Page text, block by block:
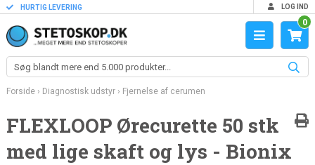
HURTIG LEVERING LOG IND
0
Forside› Diagnostisk udstyr› Fjernelse af cerumen
FLEXLOOP Ørecurette 50 stk
med lige skaft og lys - Bionix